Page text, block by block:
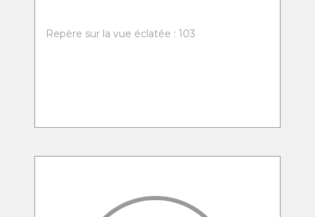
Repère sur la vue éclatée : 103